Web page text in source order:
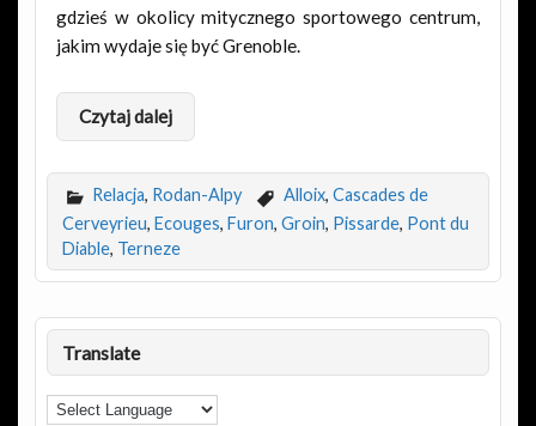
gdzieś w okolicy mitycznego sportowego centrum,
jakim wydaje się być Grenoble.
Czytaj dalej
Relacja, Rodan-Alpy Alloix, Cascades de
Cerveyrieu, Ecouges, Furon, Groin, Pissarde, Pont du
Diable, Terneze
Translate